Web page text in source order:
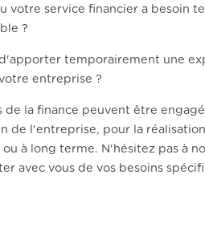
votre service financier a besoin
?
temporairement une
entreprise ?
de la finance peuvent être
de l'entreprise, pour la
à long terme. N'hésitez pas à
avec vous de vos besoins